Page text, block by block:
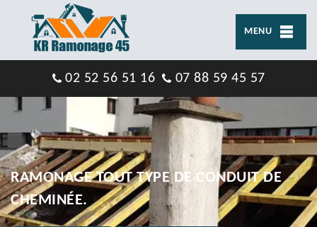
MENU
02 52 56 51 16 07 88 59 45 57
RAMONAGE TOUT TYPE DE CONDUIT DE
CHEMINÉE.